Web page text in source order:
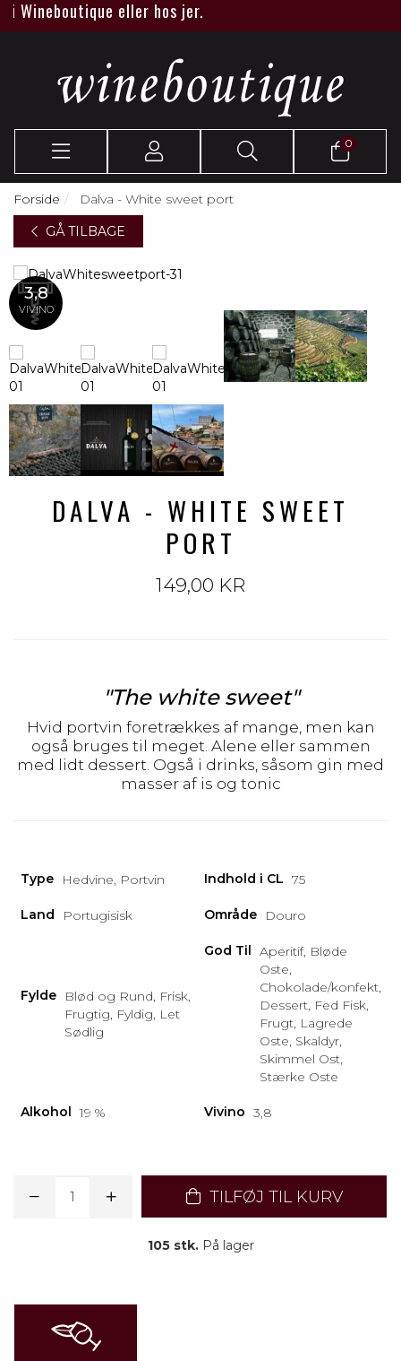
eller hos jer.
0
Forside
Dalva - White sweet port
GÅ TILBAGE
3,8
VIVINO
DALVA - WHITE SWEET
PORT
149,00 KR
"The white sweet"
Hvid portvin foretrækkes af mange, men kan
også bruges til meget. Alene eller sammen
med lidt dessert. Også i drinks, såsom gin med
masser af is og tonic
Type Hedvine, Portvin Indhold i CL 75
Land Portugisisk Område Douro
Fylde
Blød og Rund, Frisk,
Frugtig, Fyldig, Let
Sødlig
God Til Aperitif, Bløde
Oste,
Chokolade/konfekt,
Dessert, Fed Fisk,
Frugt, Lagrede
Oste, Skaldyr,
Skimmel Ost,
Stærke Oste
Alkohol 19 % Vivino 3,8
TILFØJ TIL KURV
105 stk.På lager